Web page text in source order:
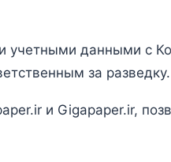
учетными данными с
за разведку.
и Gigapaper.ir,